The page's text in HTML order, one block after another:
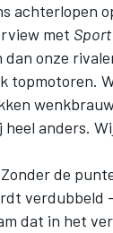
achterlopen
met
onze
topmotoren.
anders.
de
verdubbeld
dat in het